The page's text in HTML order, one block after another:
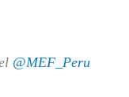
@MEF_Peru